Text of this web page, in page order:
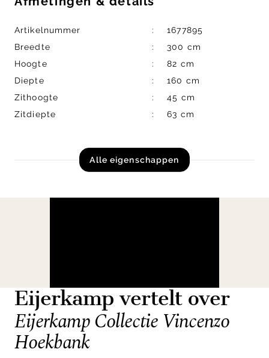
Artikelnummer
1677895
Breedte
300 cm
Hoogte
82 cm
Diepte
160 cm
Zithoogte
45 cm
Zitdiepte
63 cm
Alle eigenschappen
Eijerkamp vertelt over
Eijerkamp Collectie Vincenzo
Hoekbank